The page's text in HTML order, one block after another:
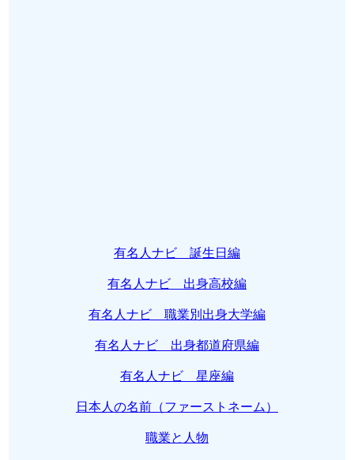
有名人ナビ 誕生日編
有名人ナビ 出身高校編
有名人ナビ 職業別出身大学編
有名人ナビ 出身都道府県編
有名人ナビ 星座編
日本人の名前（ファーストネーム）
職業と人物